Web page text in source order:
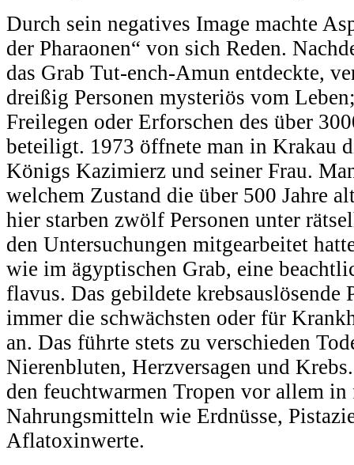
Durch sein negatives Image machte
der Pharaonen“ von sich Reden.
das Grab Tut-ench-Amun entdeckte,
dreißig Personen mysteriös vom
Freilegen oder Erforschen des über
beteiligt. 1973 öffnete man in Krakau
Königs Kazimierz und seiner Frau.
welchem Zustand die über 500 Jahre
hier starben zwölf Personen unter
den Untersuchungen mitgearbeitet
wie im ägyptischen Grab, eine
flavus. Das gebildete
immer die schwächsten oder für
an. Das führte stets zu verschieden
Nierenbluten, Herzversagen und
den feuchtwarmen Tropen vor allem in
Nahrungsmitteln wie Erdnüsse,
Aflatoxinwerte.